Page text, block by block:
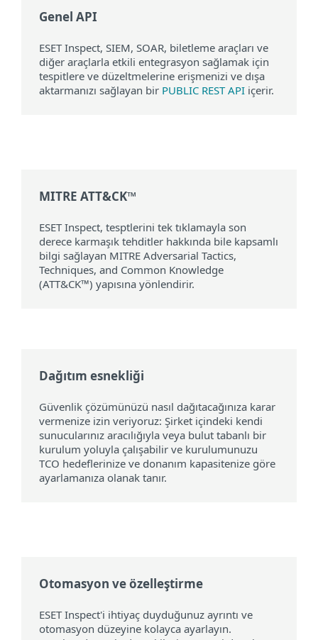
Genel API
ESET Inspect, SIEM, SOAR, biletleme araçları ve
diğer araçlarla etkili entegrasyon sağlamak için
tespitlere ve düzeltmelerine erişmenizi ve dışa
aktarmanızı sağlayan bir PUBLIC REST API içerir.
MITRE ATT&CK™
ESET Inspect, tesptlerini tek tıklamayla son
derece karmaşık tehditler hakkında bile kapsamlı
bilgi sağlayan MITRE Adversarial Tactics,
Techniques, and Common Knowledge
(ATT&CK™) yapısına yönlendirir.
Dağıtım esnekliği
Güvenlik çözümünüzü nasıl dağıtacağınıza karar
vermenize izin veriyoruz: Şirket içindeki kendi
sunucularınız aracılığıyla veya bulut tabanlı bir
kurulum yoluyla çalışabilir ve kurulumunuzu
TCO hedeflerinize ve donanım kapasitenize göre
ayarlamanıza olanak tanır.
Otomasyon ve özelleştirme
ESET Inspect'i ihtiyaç duyduğunuz ayrıntı ve
otomasyon düzeyine kolayca ayarlayın.